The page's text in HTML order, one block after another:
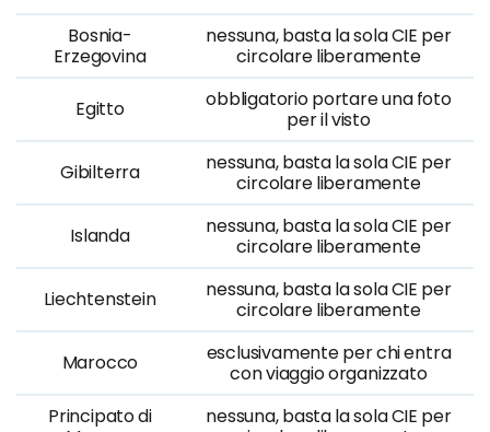
Bosnia-
Erzegovina
nessuna, basta la sola CIE per
circolare liberamente
Egitto
obbligatorio portare una foto
per il visto
Gibilterra
nessuna, basta la sola CIE per
circolare liberamente
Islanda
nessuna, basta la sola CIE per
circolare liberamente
Liechtenstein
nessuna, basta la sola CIE per
circolare liberamente
Marocco
esclusivamente per chi entra
con viaggio organizzato
Principato di
nessuna, basta la sola CIE per